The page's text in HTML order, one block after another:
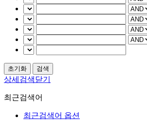
상세검색닫기
최근검색어
최근검색어 옵션